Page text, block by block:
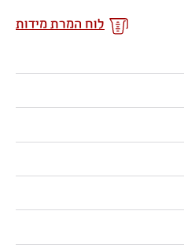
לוח המרת מידות